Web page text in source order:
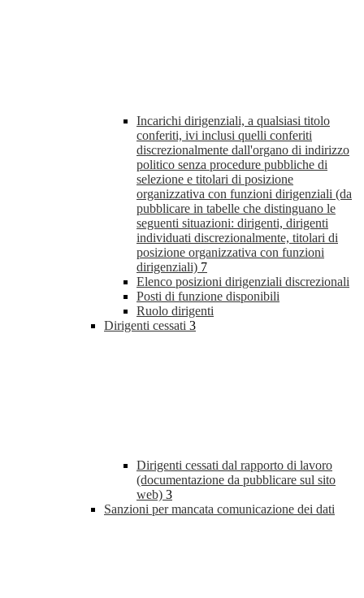
Incarichi dirigenziali, a qualsiasi titolo
conferiti, ivi inclusi quelli conferiti
discrezionalmente dall'organo di indirizzo
politico senza procedure pubbliche di
selezione e titolari di posizione
organizzativa con funzioni dirigenziali (da
pubblicare in tabelle che distinguano le
seguenti situazioni: dirigenti, dirigenti
individuati discrezionalmente, titolari di
posizione organizzativa con funzioni
dirigenziali) 7
Elenco posizioni dirigenziali discrezionali
Posti di funzione disponibili
Ruolo dirigenti
Dirigenti cessati 3
Dirigenti cessati dal rapporto di lavoro
(documentazione da pubblicare sul sito
web) 3
Sanzioni per mancata comunicazione dei dati